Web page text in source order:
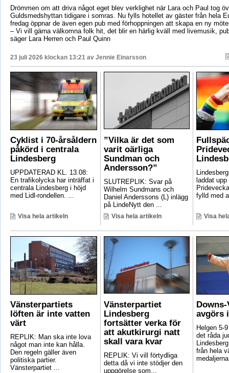
Drömmen om att driva något eget blev verklighet när Lara och Paul tog
Guldsmedshyttan tidigare i somras. Nu fylls hotellet av gäster från hela
fredag öppnar de även egen pub med förhoppningen att skapa en ny
– Vi vill gärna välkomna folk hit, det blir en härlig kväll med livemusik,
säger Lara Herren och Paul Quinn
23 juli 2026 klockan 13:21 av Jennie Einarsson
Cyklist i 70-årsåldern
påkörd i centrala
Lindesberg
UPPDATERAD KL. 13.08:
En trafikolycka har inträffat i
centrala Lindesberg i höjd
med Lidl-rondellen. ...
Visa hela artikeln
”Vilka är det som
varit oärliga
Sundman och
Andersson?”
SLUTREPLIK: Svar på
Wilhelm Sundmans och
Daniel Anderssons (L) inlägg
på LindeNytt den ...
Visa hela artikeln
laddat
fylld med
Visa
Vänsterpartiets
löften är inte vatten
värt
REPLIK: Man ska inte lova
något man inte kan hålla.
Den regeln gäller även
politiska partier.
Vänsterpartiet ...
Vänsterpartiet
Lindesberg
fortsätter verka för
att akutkirurgi natt
skall vara kvar
REPLIK: Vi vill förtydliga
detta då vi inte stödjer den
uppgörelse som...
avgörs
Helgen 5-
det råda
från hela